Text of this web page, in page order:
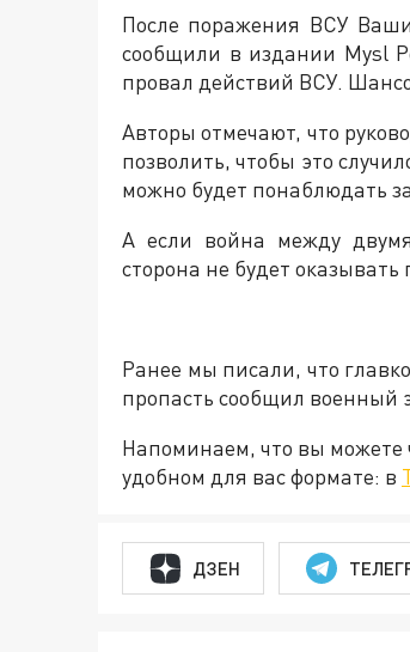
После поражения ВСУ
сообщили в издании Mysl
провал действий ВСУ.
Авторы отмечают, что
позволить, чтобы это
можно будет понаблюдать
А если война между
сторона не будет
Ранее мы писали, что
пропасть сообщил военный
Напоминаем, что вы
удобном для вас формате: в
ДЗЕН